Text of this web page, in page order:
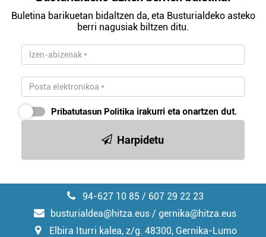
Buletina barikuetan bidaltzen da, eta Busturialdeko asteko
berri nagusiak biltzen ditu.
Pribatutasun Politika irakurri eta onartzen dut.
Harpidetu
94-627 10 85 / 607 29 22 23
busturialdea@hitza.eus / gernika@hitza.eus
Elbira Iturri kalea, z/g. 48300, Gernika-Lumo